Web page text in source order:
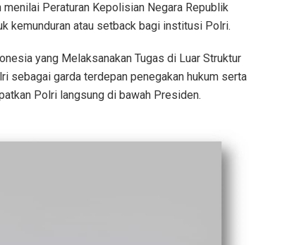
Peraturan Kepolisian Negara Republik
kemunduran atau setback bagi institusi Polri.
yang Melaksanakan Tugas di Luar Struktur
garda terdepan penegakan hukum serta
Polri langsung di bawah Presiden.